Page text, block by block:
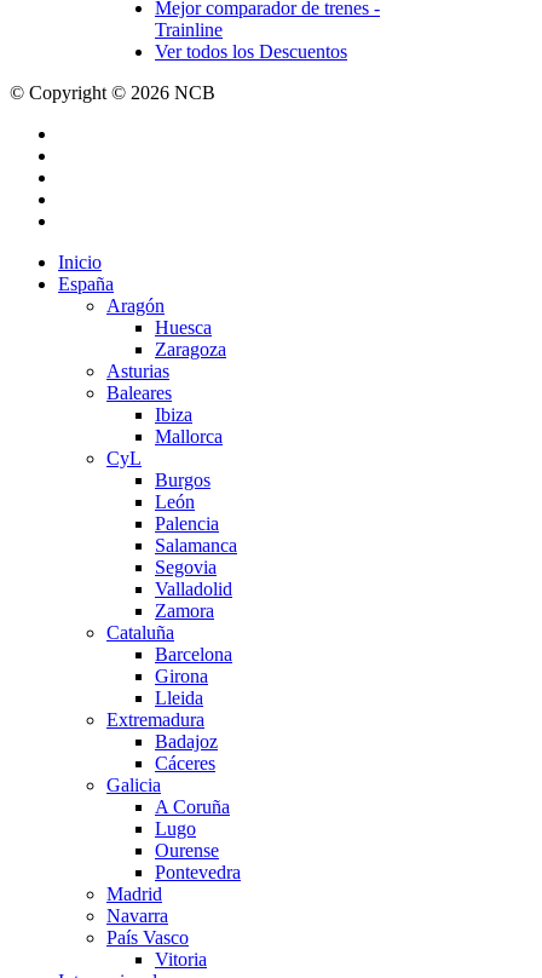
Mejor comparador de trenes -
Trainline
Ver todos los Descuentos
© Copyright © 2026 NCB
Close
Menu
Inicio
España
Aragón
Huesca
Zaragoza
Asturias
Baleares
Ibiza
Mallorca
CyL
Burgos
León
Palencia
Salamanca
Segovia
Valladolid
Zamora
Cataluña
Barcelona
Girona
Lleida
Extremadura
Badajoz
Cáceres
Galicia
A Coruña
Lugo
Ourense
Pontevedra
Madrid
Navarra
País Vasco
Vitoria